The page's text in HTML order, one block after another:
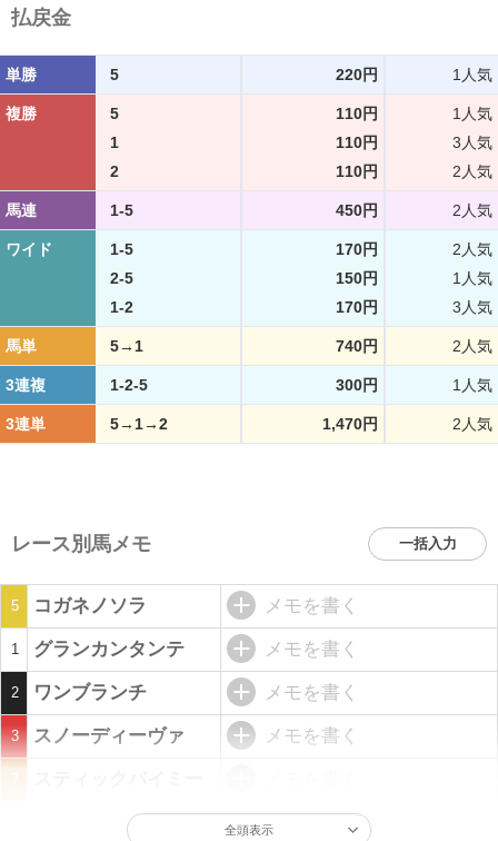
払戻金
単勝 5 220円 1人気
複勝 5 110円
1人気
1
110円
3人気
2
110円 2人気
馬連 1-5 450円 2人気
ワイド 1-5 170円
2人気
2-5
150円
1人気
1-2
170円 3人気
馬単 5→1 740円 2人気
3連複 1-2-5 300円 1人気
3連単 5→1→2 1,470円 2人気
レース別馬メモ 一括入力
5 コガネノソラ メモを書く
1 グランカンタンテ メモを書く
2 ワンブランチ メモを書く
3 スノーディーヴァ メモを書く
全頭表示